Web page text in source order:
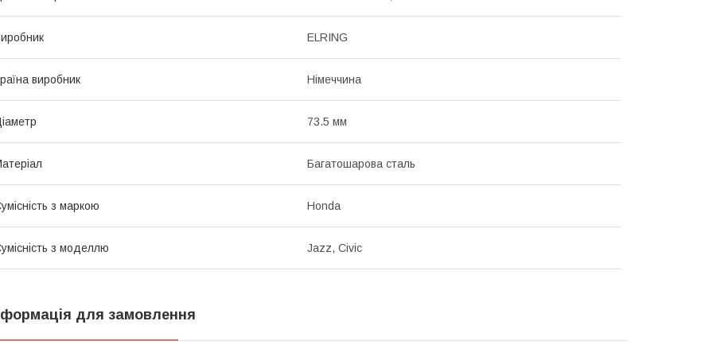
ELRING
виробник Німеччина
73.5 мм
Багатошарова сталь
з маркою Honda
з моделлю Jazz, Civic
для замовлення